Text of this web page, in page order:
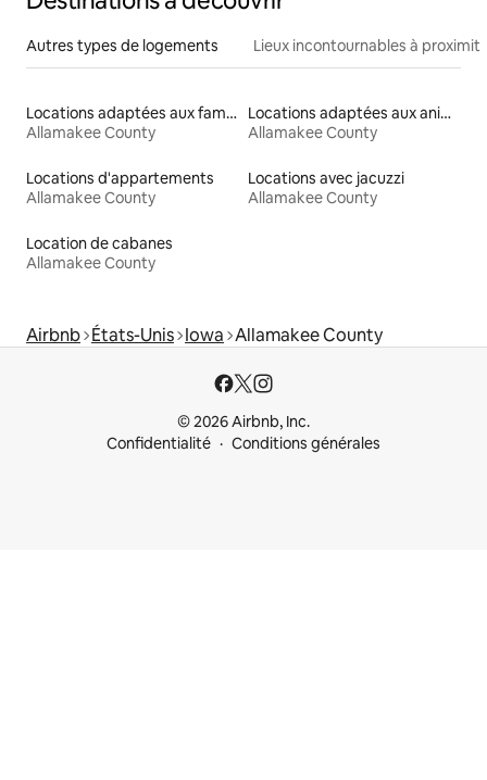
Autres types de logements Lieux incontournables à
Locations adaptées aux familles
Allamakee County
Locations adaptées aux animaux
Allamakee County
Locations d'appartements
Allamakee County
Locations avec jacuzzi
Allamakee County
Location de cabanes
Allamakee County
Airbnb États-Unis Iowa Allamakee County
© 2026 Airbnb, Inc.
Confidentialité
Conditions générales